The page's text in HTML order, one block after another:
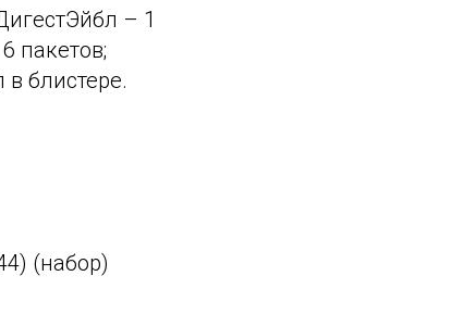
– 1
пакетов;
блистере.
(набор)